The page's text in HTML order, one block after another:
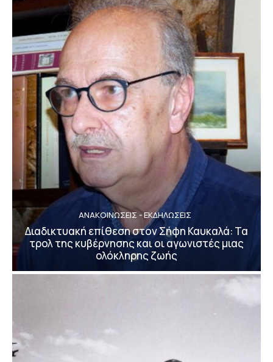
ΑΝΑΚΟΙΝΩΣΕΙΣ - ΕΚΔΗΛΩΣΕΙΣ
Διαδικτυακή επίθεση στον Σήφη Καυκαλά: Τα
τρολ της κυβέρνησης και οι αγωνιστές μιας
ολόκληρης ζωής